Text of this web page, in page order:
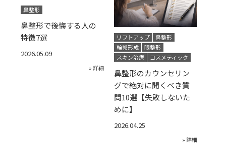
鼻整形
鼻整形で後悔する人の
特徴7選
2026.05.09
» 詳細
リフトアップ
鼻整形
輪郭形成
眼整形
スキン治療
コスメティック
鼻整形のカウンセリン
グで絶対に聞くべき質
問10選【失敗しないた
めに】
2026.04.25
» 詳細